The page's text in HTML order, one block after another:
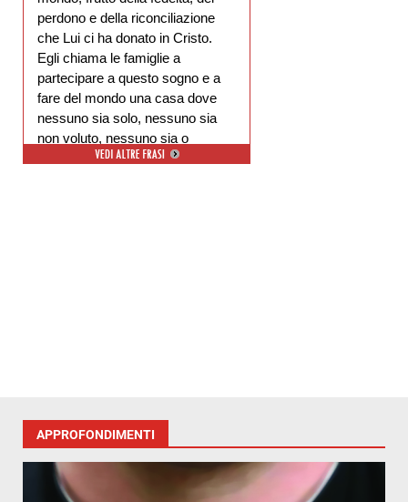
perdono e della riconciliazione
che Lui ci ha donato in Cristo.
Egli chiama le famiglie a
partecipare a questo sogno e a
fare del mondo una casa dove
nessuno sia solo, nessuno sia
non voluto, nessuno sia o
APPROFONDIMENTI